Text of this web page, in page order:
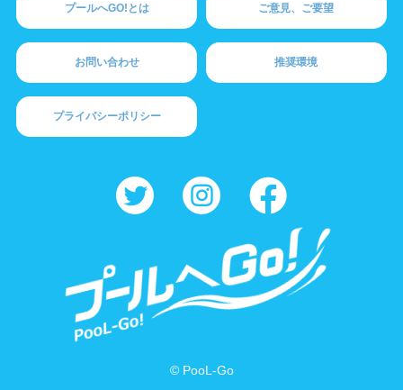
プールへGO!とは ご意見、ご要望
お問い合わせ 推奨環境
プライバシーポリシー
© PooL-Go